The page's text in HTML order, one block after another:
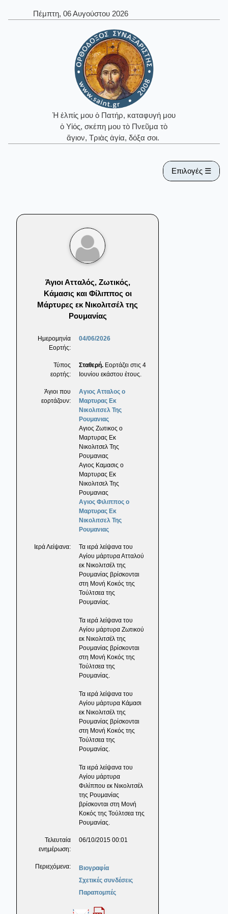
Πέμπτη, 06 Αυγούστου 2026
Ἡ ἐλπίς μου ὁ Πατήρ, καταφυγή μου
ὁ Υἱός, σκέπη μου τὸ Πνεῦμα τὸ
ἅγιον, Τριὰς ἁγία, δόξα σοι.
Επιλογές ☰
Άγιοι Ατταλός, Ζωτικός,
Κάμασις και Φίλιππος οι
Μάρτυρες εκ Νικολιτσέλ της
Ρουμανίας
Ημερομηνία
Εορτής:
04/06/2026
Τύπος
εορτής:
Σταθερή. Εορτάζει στις 4
Ιουνίου εκάστου έτους.
Άγιοι που
εορτάζουν:
Αγιος Ατταλος ο
Μαρτυρας Εκ
Νικολιτσελ Της
Ρουμανιας
Αγιος Ζωτικος ο
Μαρτυρας Εκ
Νικολιτσελ Της
Ρουμανιας
Αγιος Καμασις ο
Μαρτυρας Εκ
Νικολιτσελ Της
Ρουμανιας
Αγιος Φιλιππος ο
Μαρτυρας Εκ
Νικολιτσελ Της
Ρουμανιας
Ιερά Λείψανα:
Τα ιερά λείψανα του
Αγίου μάρτυρα Ατταλού
εκ Νικολιτσέλ της
Ρουμανίας βρίσκονται
στη Μονή Κοκός της
Τούλτσεα της
Ρουμανίας.
Τα ιερά λείψανα του
Αγίου μάρτυρα Ζωτικού
εκ Νικολιτσέλ της
Ρουμανίας βρίσκονται
στη Μονή Κοκός της
Τούλτσεα της
Ρουμανίας.
Τα ιερά λείψανα του
Αγίου μάρτυρα Κάμασι
εκ Νικολιτσέλ της
Ρουμανίας βρίσκονται
στη Μονή Κοκός της
Τούλτσεα της
Ρουμανίας.
Τα ιερά λείψανα του
Αγίου μάρτυρα
Φιλίππου εκ Νικολιτσέλ
της Ρουμανίας
βρίσκονται στη Μονή
Κοκός της Τούλτσεα της
Ρουμανίας.
Τελευταία
ενημέρωση:
06/10/2015 00:01
Περιεχόμενα:
Βιογραφία
Σχετικές συνδέσεις
Παραπομπές